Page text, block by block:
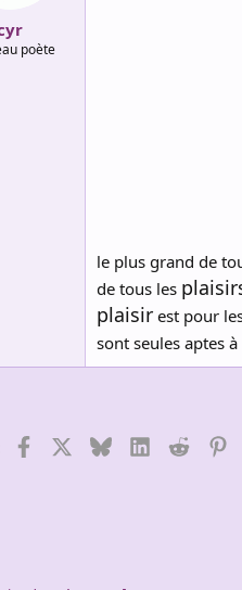
poète
le plus grand de
de tous les
plaisir est pour
sont seules aptes
Facebook BlueskyLinkedInReddit